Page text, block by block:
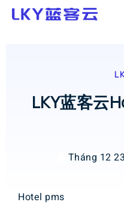
LKY蓝客云
Tháng 12
Hotel pms